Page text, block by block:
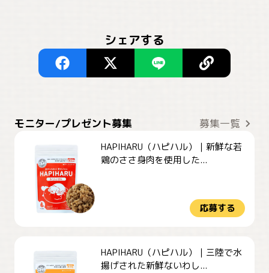
シェアする
モニター/プレゼント募集 募集一覧
HAPIHARU（ハピハル）｜新鮮な若
鶏のささ身肉を使用した...
応募する
HAPIHARU（ハピハル）｜三陸で水
揚げされた新鮮ないわし...